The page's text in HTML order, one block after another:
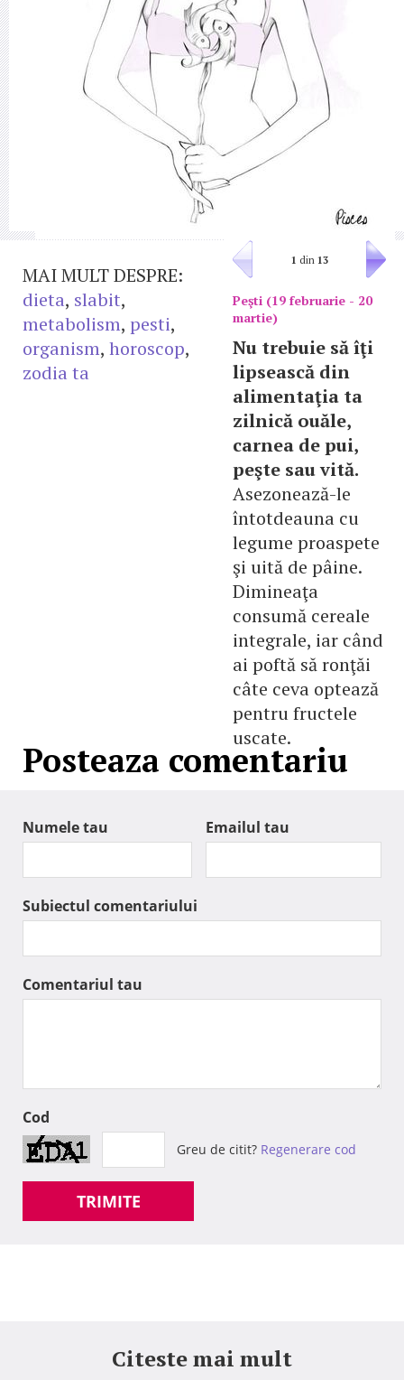
1 din 13
Peşti (19 februarie - 20
martie)
Nu trebuie să îţi
lipsească din
alimentaţia ta
zilnică ouăle,
carnea de pui,
peşte sau vită.
Asezonează-le
întotdeauna cu
legume proaspete
şi uită de pâine.
Dimineaţa
consumă cereale
integrale, iar când
ai poftă să ronţăi
câte ceva optează
pentru fructele
uscate.
MAI MULT DESPRE:
dieta, slabit,
metabolism, pesti,
organism, horoscop,
zodia ta
Posteaza comentariu
Numele tau Emailul tau
Subiectul comentariului
Comentariul tau
Cod
Greu de citit? Regenerare cod
TRIMITE
Citeste mai mult